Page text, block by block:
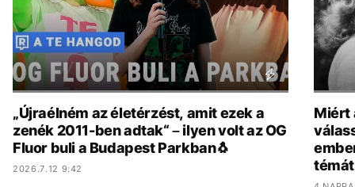
„Újraélném az életérzést, amit ezek a
zenék 2011-ben adtak“ – ilyen volt az OG
Fluor buli a Budapest Parkban🐧
2026.7.12 9:42
Miért
témát